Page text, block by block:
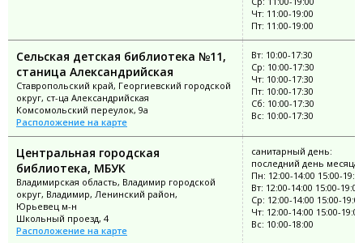
Чт: 11:00-19:00
Пт: 11:00-19:00
Сельская детская библиотека №11,
станица Александрийская
Ставропольский край, Георгиевский городской
округ, ст-ца Александрийская
Комсомольский переулок, 9а
Расположение на карте
Вт: 10:00-17:30
Ср: 10:00-17:30
Чт: 10:00-17:30
Пт: 10:00-17:30
Сб: 10:00-17:30
Вс: 10:00-17:30
Центральная городская
библиотека, МБУК
Владимирская область, Владимир городской
округ, Владимир, Ленинский район,
Юрьевец м-н
Школьный проезд, 4
Расположение на карте
санитарный день:
последний день месяца
Пн: 12:00-14:00 15:00-
Вт: 12:00-14:00 15:00-19:00
Ср: 12:00-14:00 15:00-19:00
Чт: 12:00-14:00 15:00-19:00
Вс: 10:00-18:00